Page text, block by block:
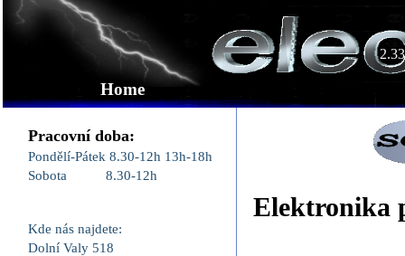
Home
Pracovní doba:
Pondělí-Pátek 8.30-12h 13h-18h
Sobota
8.30-12h
Kde nás najdete:
Dolní Valy 518
Elektronika